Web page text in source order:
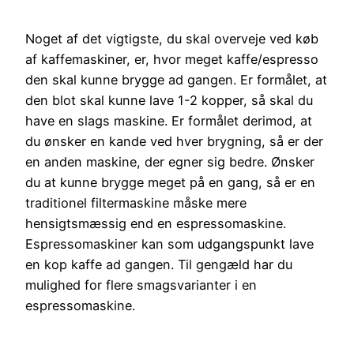
Noget af det vigtigste, du skal overveje ved køb
af kaffemaskiner, er, hvor meget kaffe/espresso
den skal kunne brygge ad gangen. Er formålet, at
den blot skal kunne lave 1-2 kopper, så skal du
have en slags maskine. Er formålet derimod, at
du ønsker en kande ved hver brygning, så er der
en anden maskine, der egner sig bedre. Ønsker
du at kunne brygge meget på en gang, så er en
traditionel filtermaskine måske mere
hensigtsmæssig end en espressomaskine.
Espressomaskiner kan som udgangspunkt lave
en kop kaffe ad gangen. Til gengæld har du
mulighed for flere smagsvarianter i en
espressomaskine.